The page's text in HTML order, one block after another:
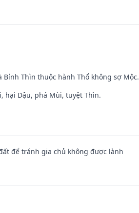
Thìn thuộc hành Thổ không sợ Mộc.
hại Dậu, phá Mùi, tuyệt Thìn.
để tránh gia chủ không được lành